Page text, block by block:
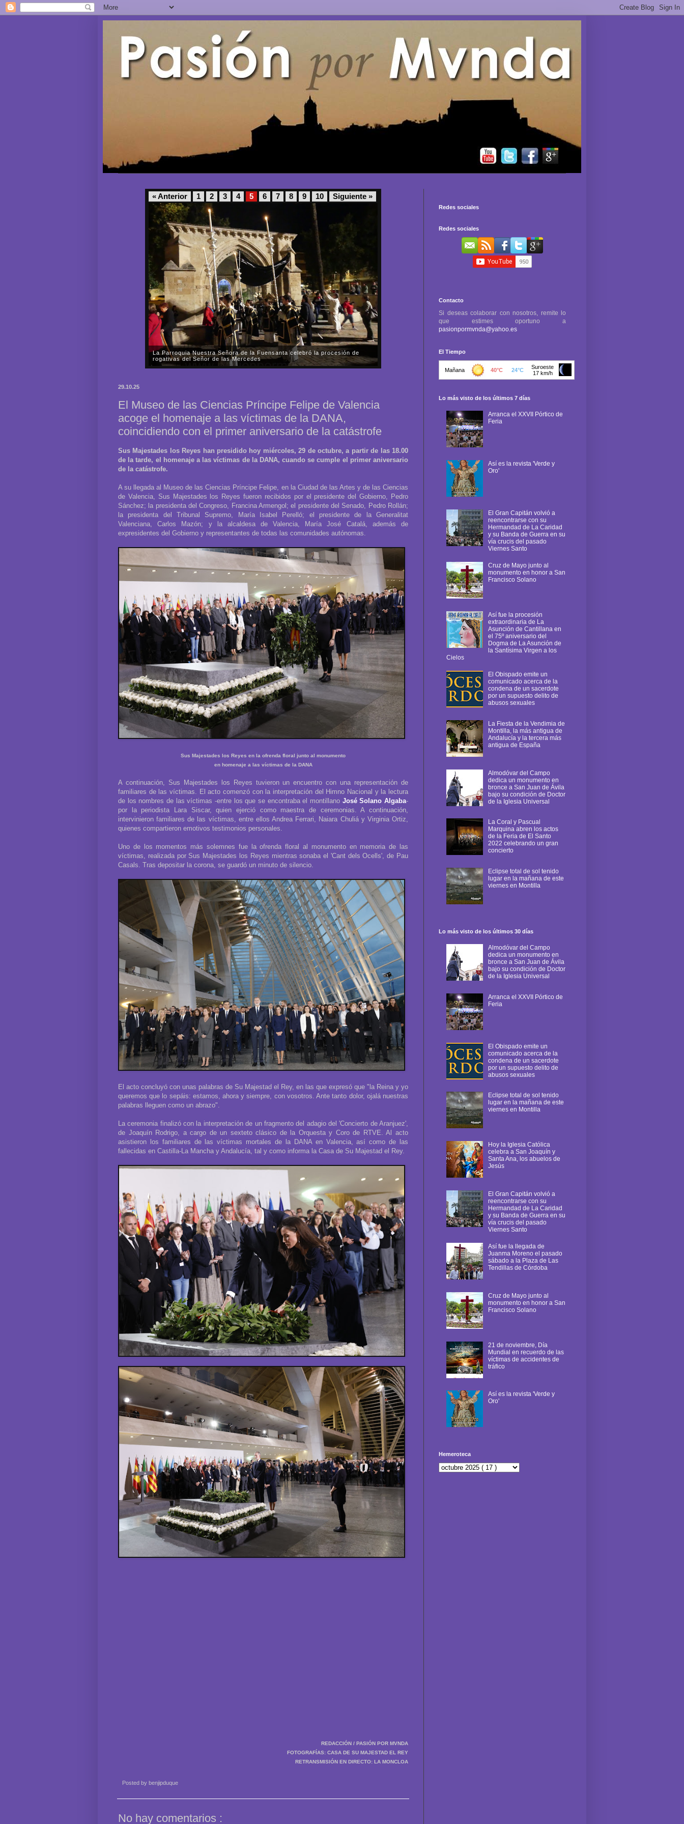
« Anterior 1 2 3 4 5 6 7 8 9 10 Siguiente »
La Parroquia Nuestra Señora de la Fuensanta celebró la procesión de
rogativas del Señor de las Mercedes
29.10.25
El Museo de las Ciencias Príncipe Felipe de Valencia
acoge el homenaje a las víctimas de la DANA,
coincidiendo con el primer aniversario de la catástrofe
Sus Majestades los Reyes han presidido hoy miércoles, 29 de octubre, a partir de las 18.00
de la tarde, el homenaje a las víctimas de la DANA, cuando se cumple el primer aniversario
de la catástrofe.
A su llegada al Museo de las Ciencias Príncipe Felipe, en la Ciudad de las Artes y de las Ciencias
de Valencia, Sus Majestades los Reyes fueron recibidos por el presidente del Gobierno, Pedro
Sánchez; la presidenta del Congreso, Francina Armengol; el presidente del Senado, Pedro Rollán;
la presidenta del Tribunal Supremo, María Isabel Perelló; el presidente de la Generalitat
Valenciana, Carlos Mazón; y la alcaldesa de Valencia, María José Catalá, además de
expresidentes del Gobierno y representantes de todas las comunidades autónomas.
Sus Majestades los Reyes en la ofrenda floral junto al monumento
en homenaje a las víctimas de la DANA
A continuación, Sus Majestades los Reyes tuvieron un encuentro con una representación de
familiares de las víctimas. El acto comenzó con la interpretación del Himno Nacional y la lectura
de los nombres de las víctimas -entre los que se encontraba el montillano José Solano Algaba-
por la periodista Lara Siscar, quien ejerció como maestra de ceremonias. A continuación,
intervinieron familiares de las víctimas, entre ellos Andrea Ferrari, Naiara Chuliá y Virginia Ortiz,
quienes compartieron emotivos testimonios personales.
Uno de los momentos más solemnes fue la ofrenda floral al monumento en memoria de las
víctimas, realizada por Sus Majestades los Reyes mientras sonaba el 'Cant dels Ocells', de Pau
Casals. Tras depositar la corona, se guardó un minuto de silencio.
El acto concluyó con unas palabras de Su Majestad el Rey, en las que expresó que "la Reina y yo
queremos que lo sepáis: estamos, ahora y siempre, con vosotros. Ante tanto dolor, ojalá nuestras
palabras lleguen como un abrazo".
La ceremonia finalizó con la interpretación de un fragmento del adagio del 'Concierto de Aranjuez',
de Joaquín Rodrigo, a cargo de un sexteto clásico de la Orquesta y Coro de RTVE. Al acto
asistieron los familiares de las víctimas mortales de la DANA en Valencia, así como de las
fallecidas en Castilla-La Mancha y Andalucía, tal y como informa la Casa de Su Majestad el Rey.
REDACCIÓN / PASIÓN POR MVNDA
FOTOGRAFÍAS: CASA DE SU MAJESTAD EL REY
RETRANSMISIÓN EN DIRECTO: LA MONCLOA
Posted by benjipduque
No hay comentarios :
Redes sociales
Redes sociales
Contacto
Si deseas colaborar con nosotros, remite lo
que estimes oportuno a
pasionpormvnda@yahoo.es
El Tiempo
Lo más visto de los últimos 7 días
Arranca el XXVII Pórtico de
Feria
Así es la revista 'Verde y
Oro'
El Gran Capitán volvió a
reencontrarse con su
Hermandad de La Caridad
y su Banda de Guerra en su
vía crucis del pasado
Viernes Santo
Cruz de Mayo junto al
monumento en honor a San
Francisco Solano
Así fue la procesión
extraordinaria de La
Asunción de Cantillana en
el 75º aniversario del
Dogma de La Asunción de
la Santísima Virgen a los
Cielos
El Obispado emite un
comunicado acerca de la
condena de un sacerdote
por un supuesto delito de
abusos sexuales
La Fiesta de la Vendimia de
Montilla, la más antigua de
Andalucía y la tercera más
antigua de España
Almodóvar del Campo
dedica un monumento en
bronce a San Juan de Ávila
bajo su condición de Doctor
de la Iglesia Universal
La Coral y Pascual
Marquina abren los actos
de la Feria de El Santo
2022 celebrando un gran
concierto
Eclipse total de sol tenido
lugar en la mañana de este
viernes en Montilla
Lo más visto de los últimos 30 días
Almodóvar del Campo
dedica un monumento en
bronce a San Juan de Ávila
bajo su condición de Doctor
de la Iglesia Universal
Arranca el XXVII Pórtico de
Feria
El Obispado emite un
comunicado acerca de la
condena de un sacerdote
por un supuesto delito de
abusos sexuales
Eclipse total de sol tenido
lugar en la mañana de este
viernes en Montilla
Hoy la Iglesia Católica
celebra a San Joaquín y
Santa Ana, los abuelos de
Jesús
El Gran Capitán volvió a
reencontrarse con su
Hermandad de La Caridad
y su Banda de Guerra en su
vía crucis del pasado
Viernes Santo
Así fue la llegada de
Juanma Moreno el pasado
sábado a la Plaza de Las
Tendillas de Córdoba
Cruz de Mayo junto al
monumento en honor a San
Francisco Solano
21 de noviembre, Día
Mundial en recuerdo de las
víctimas de accidentes de
tráfico
Así es la revista 'Verde y
Oro'
Hemeroteca